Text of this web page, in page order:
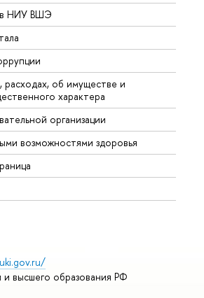
в НИУ ВШЭ
об имуществе и
характера
организации
возможностями здоровья
высшего образования РФ